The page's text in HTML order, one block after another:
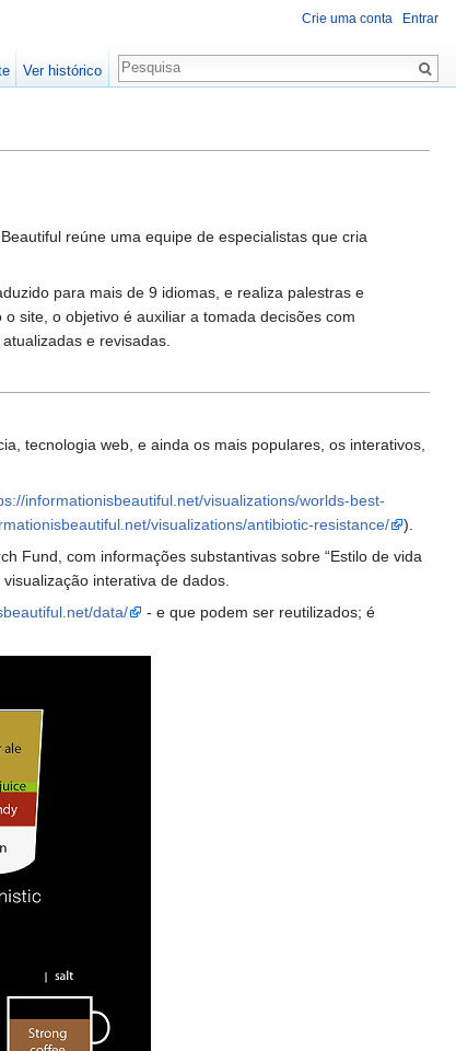
reúne uma equipe de especialistas que cria
para mais de 9 idiomas, e realiza palestras e
site, o objetivo é auxiliar a tomada decisões com
e revisadas.
tecnologia web, e ainda os mais populares, os interativos,
informationisbeautiful.net/visualizations/worlds-best-
visualizations/antibiotic-resistance/
).
Fund, com informações substantivas sobre “Estilo de vida
interativa de dados.
data/
- e que podem ser reutilizados; é
Crie uma conta Entrar
Ver histórico